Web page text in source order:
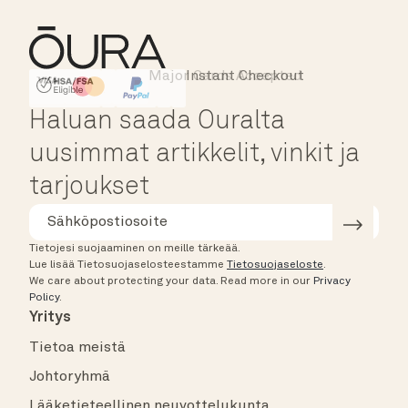
HSA/FSA Eligible
Affirm
Instant Checkout
Major Cards Accepted
Haluan saada Ouralta
uusimmat artikkelit, vinkit ja
tarjoukset
Tietojesi suojaaminen on meille tärkeää.
Lue lisää Tietosuojaselosteestamme
Tietosuojaseloste.
We care about protecting your data. Read more in our Privacy
Policy.
Yritys
Tietoa meistä
Johtoryhmä